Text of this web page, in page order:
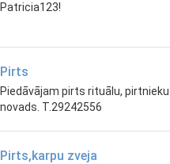
Patricia123!
Pirts
Piedāvājam pirts rituālu,
novads. T.29242556
Pirts,karpu zveja